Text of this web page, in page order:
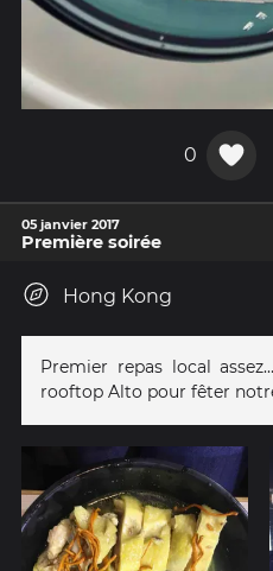
0
05 janvier 2017
Première soirée
Hong Kong
Premier repas local
rooftop Alto pour fêter